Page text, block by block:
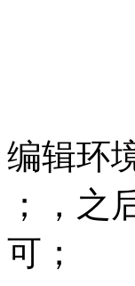
编辑环
；，之
可；